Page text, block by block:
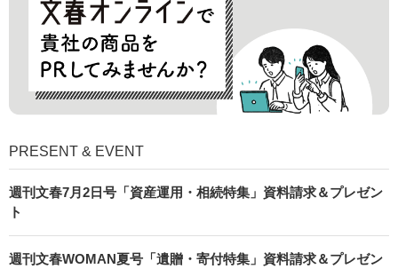
PRESENT & EVENT
週刊文春7月2日号「資産運用・相続特集」資料請求＆プレゼン
ト
週刊文春WOMAN夏号「遺贈・寄付特集」資料請求＆プレゼン